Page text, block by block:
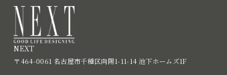
NEXT
〒464-0061 名古屋市千種区向陽1-11-14 池下ホームズ1F